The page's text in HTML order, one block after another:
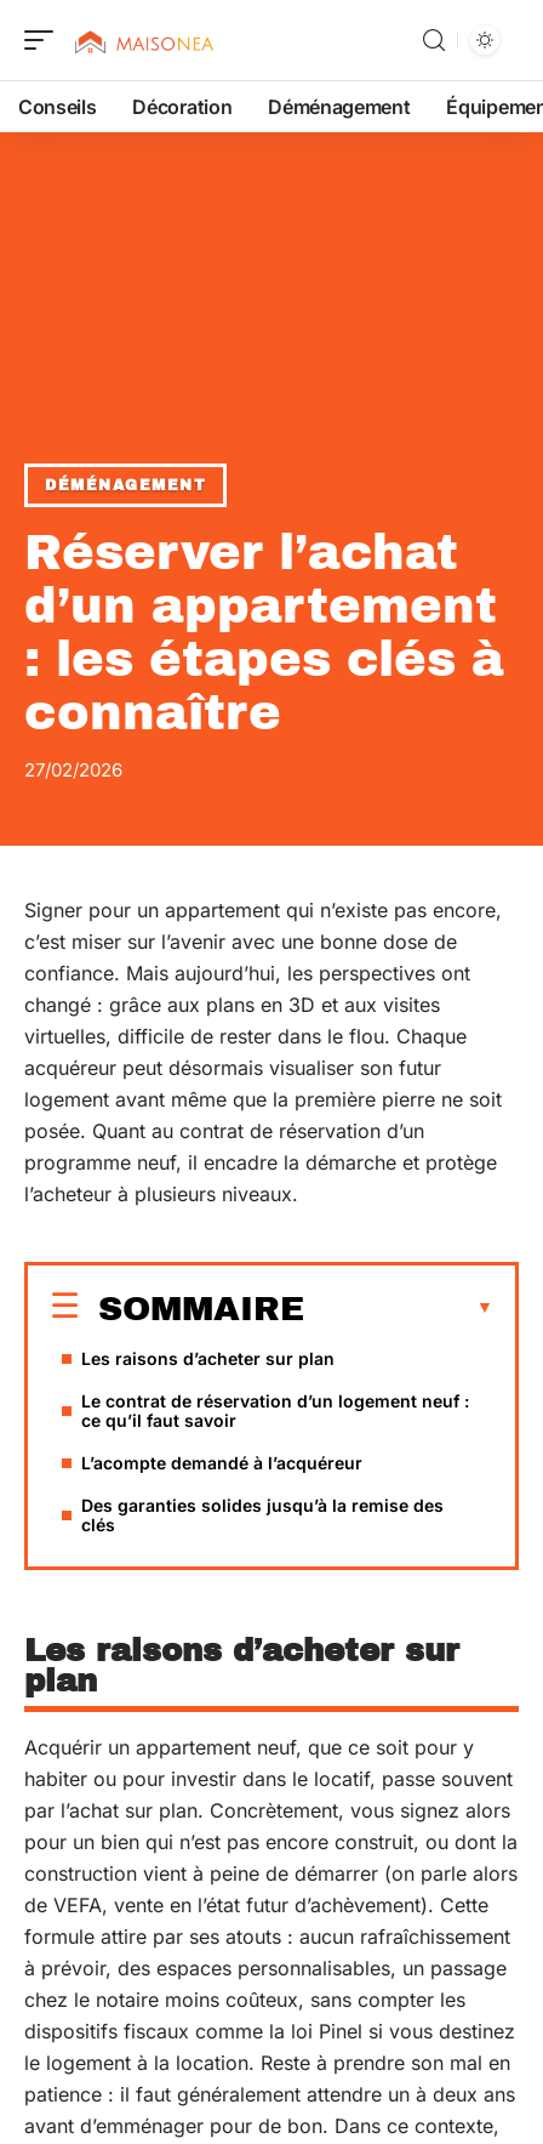
Conseils Décoration Déménagement
DÉMÉNAGEMENT
Réserver l’achat
d’un appartement
: les étapes clés à
connaître
27/02/2026
Signer pour un appartement qui n’existe pas encore,
c’est miser sur l’avenir avec une bonne dose de
confiance. Mais aujourd’hui, les perspectives ont
changé : grâce aux plans en 3D et aux visites
virtuelles, difficile de rester dans le flou. Chaque
acquéreur peut désormais visualiser son futur
logement avant même que la première pierre ne soit
posée. Quant au contrat de réservation d’un
programme neuf, il encadre la démarche et protège
l’acheteur à plusieurs niveaux.
SOMMAIRE
Les raisons d’acheter sur plan
Le contrat de réservation d’un logement neuf :
ce qu’il faut savoir
L’acompte demandé à l’acquéreur
Des garanties solides jusqu’à la remise des
clés
Les raisons d’acheter sur
plan
Acquérir un appartement neuf, que ce soit pour y
habiter ou pour investir dans le locatif, passe souvent
par l’achat sur plan. Concrètement, vous signez alors
pour un bien qui n’est pas encore construit, ou dont la
construction vient à peine de démarrer (on parle alors
de VEFA, vente en l’état futur d’achèvement). Cette
formule attire par ses atouts : aucun rafraîchissement
à prévoir, des espaces personnalisables, un passage
chez le notaire moins coûteux, sans compter les
dispositifs fiscaux comme la loi Pinel si vous destinez
le logement à la location. Reste à prendre son mal en
patience : il faut généralement attendre un à deux ans
avant d’emménager pour de bon. Dans ce contexte,